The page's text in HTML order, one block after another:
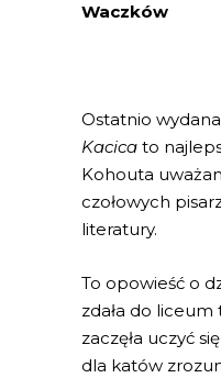
Waczków
Ostatnio
Kacica to
Kohouta
czołowych
literatury.
To opowieść o
zdała do
zaczęła uczyć
dla katów